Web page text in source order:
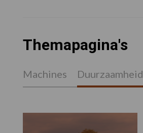
Themapagina's
Machines Duurzaamheid